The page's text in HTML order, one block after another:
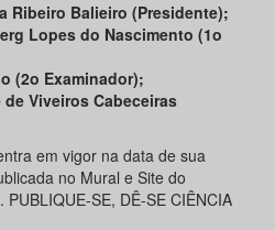
Ribeiro Balieiro (Presidente);
Lopes do Nascimento (1o
(2o Examinador);
Viveiros Cabeceiras
em vigor na data de sua
no Mural e Site do
SE, DÊ-SE CIÊNCIA